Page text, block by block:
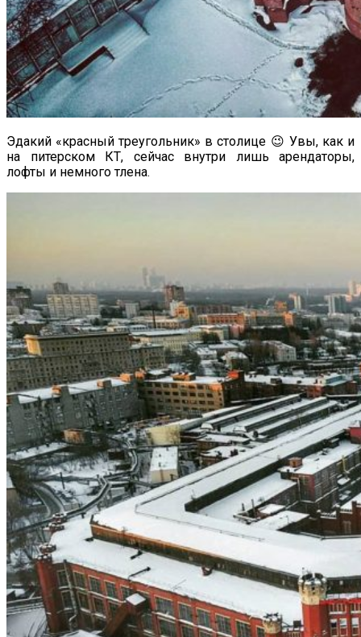
Эдакий «красный треугольник» в столице 😉 Увы, как и
на питерском КТ, сейчас внутри лишь арендаторы,
лофты и немного тлена.